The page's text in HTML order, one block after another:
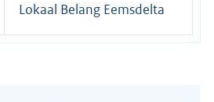
Lokaal Belang Eemsdelta